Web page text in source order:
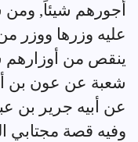
أجورهم شيئاً,
عليه وزرها ووزر
ينقص من أوزارهم
شعبة عن عون بن
عن أبيه جرير بن
وفيه قصة مجتابي